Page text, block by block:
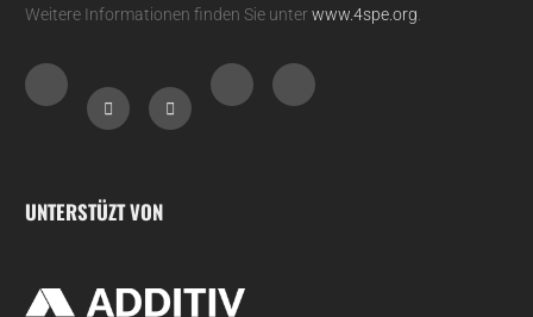
Weitere Informationen finden Sie unterwww.4spe.org
UNTERSTÜZT VON